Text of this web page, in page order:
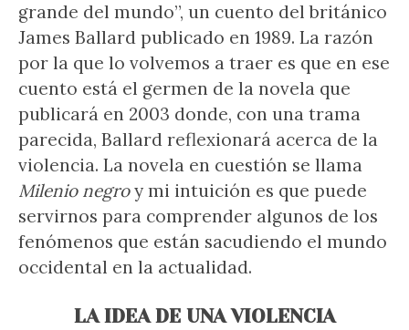
grande del mundo”, un cuento del británico
James Ballard publicado en 1989. La razón
por la que lo volvemos a traer es que en ese
cuento está el germen de la novela que
publicará en 2003 donde, con una trama
parecida, Ballard reflexionará acerca de la
violencia. La novela en cuestión se llama
Milenio negroy mi intuición es que puede
servirnos para comprender algunos de los
fenómenos que están sacudiendo el mundo
occidental en la actualidad.
LA IDEA DE UNA VIOLENCIA